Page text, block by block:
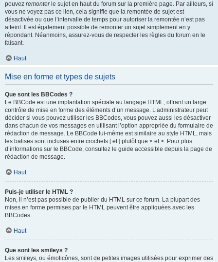
pouvez remonterle sujet en haut du forum sur la première page. Par ailleurs, si
vous ne voyez pas ce lien, cela signifie que la remontée de sujet est
désactivée ou que l’intervalle de temps pour autoriser la remontée n’est pas
atteint. Il est également possible de remonter un sujet simplement en y
répondant. Néanmoins, assurez-vous de respecter les règles du forum en le
faisant.
Haut
Mise en forme et types de sujets
Que sont les BBCodes ?
Le BBCode est une implantation spéciale au langage HTML, offrant un large
contrôle de mise en forme des éléments d’un message. L’administrateur peut
décider si vous pouvez utiliser les BBCodes, vous pouvez aussi les désactiver
dans chacun de vos messages en utilisant l’option appropriée du formulaire de
rédaction de message. Le BBCode lui-même est similaire au style HTML, mais
les balises sont incluses entre crochets [ et ] plutôt que < et >. Pour plus
d’informations sur le BBCode, consultez le guide accessible depuis la page de
rédaction de message.
Haut
Puis-je utiliser le HTML ?
Non, il n’est pas possible de publier du HTML sur ce forum. La plupart des
mises en forme permises par le HTML peuvent être appliquées avec les
BBCodes.
Haut
Que sont les smileys ?
Les smileys, ou émoticônes, sont de petites images utilisées pour exprimer des